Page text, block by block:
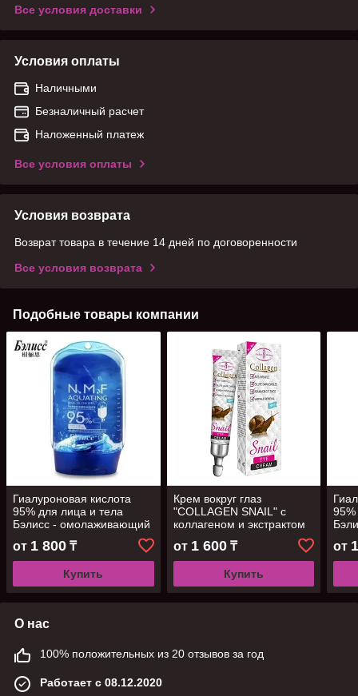
Все условия доставки
Условия оплаты
Наличными
Безналичный расчет
Наложенный платеж
Все условия оплаты
Условия возврата
Возврат товара в течение 14 дней по договоренности
Все условия возврата
Подобные товары компании
Гиалуроновая кислота
95% для лица и тела
Бэлисс - омолаживающий
лифтинг-эффект, 300мл
от 1 800 ₸
Купить
Крем вокруг глаз
"COLLAGEN SNAIL" с
коллагеном и экстрактом
улитки, 20 мл
от 1 600₸
Купить
от
О нас
100% положительных из 20 отзывов за год
Работает с 08.12.2020